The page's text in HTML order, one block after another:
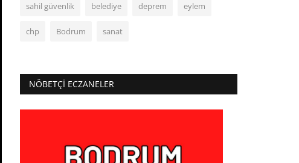
sahil güvenlik belediye deprem eylem
chp Bodrum sanat
NÖBETÇI ECZANELER